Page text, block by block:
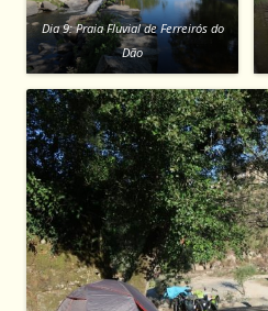
Dia 9: Praia Fluvial de Ferreirós do
Dão